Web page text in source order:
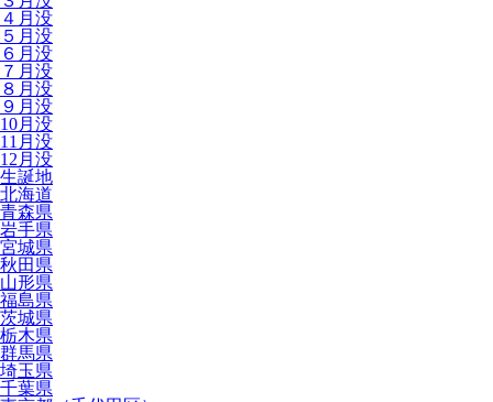
４月没
５月没
６月没
７月没
８月没
９月没
10月没
11月没
12月没
生誕地
北海道
青森県
岩手県
宮城県
秋田県
山形県
福島県
茨城県
栃木県
群馬県
埼玉県
千葉県